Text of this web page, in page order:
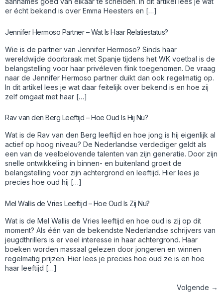
er écht bekend is over Emma Heesters en […]
Jennifer Hermoso Partner – Wat Is Haar Relatiestatus?
Wie is de partner van Jennifer Hermoso? Sinds haar
wereldwijde doorbraak met Spanje tijdens het WK voetbal is de
belangstelling voor haar privéleven flink toegenomen. De vraag
naar de Jennifer Hermoso partner duikt dan ook regelmatig op.
In dit artikel lees je wat daar feitelijk over bekend is en hoe zij
zelf omgaat met haar […]
Rav van den Berg Leeftijd – Hoe Oud Is Hij Nu?
Wat is de Rav van den Berg leeftijd en hoe jong is hij eigenlijk al
actief op hoog niveau? De Nederlandse verdediger geldt als
een van de veelbelovende talenten van zijn generatie. Door zijn
snelle ontwikkeling in binnen- en buitenland groeit de
belangstelling voor zijn achtergrond en leeftijd. Hier lees je
precies hoe oud hij […]
Mel Wallis de Vries Leeftijd – Hoe Oud Is Zij Nu?
Wat is de Mel Wallis de Vries leeftijd en hoe oud is zij op dit
moment? Als één van de bekendste Nederlandse schrijvers van
jeugdthrillers is er veel interesse in haar achtergrond. Haar
boeken worden massaal gelezen door jongeren en winnen
regelmatig prijzen. Hier lees je precies hoe oud ze is en hoe
haar leeftijd […]
Volgende →